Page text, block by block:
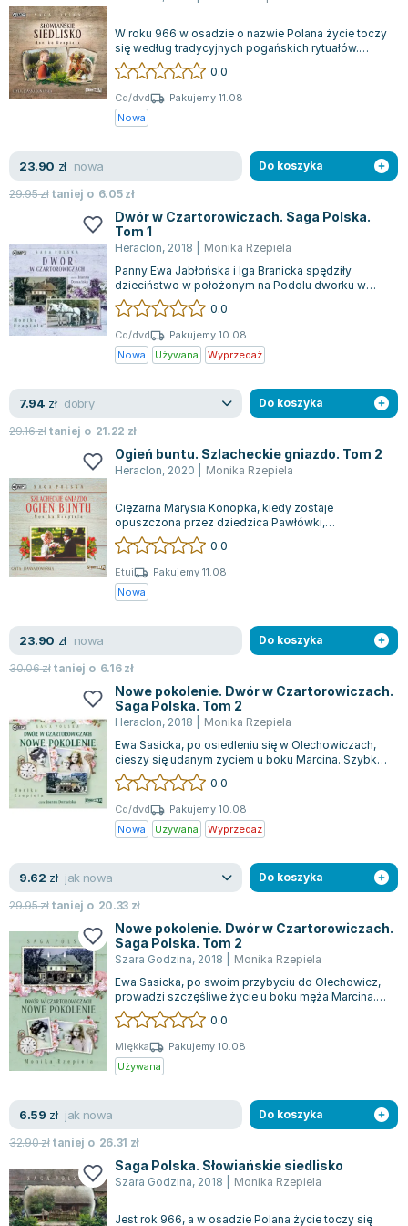
Książki o naukach politycznych dla studentów
Książki do nauk przyrodniczych dla studentów
Książki do nauk społecznych dla studentów
Książki do nauk ścisłych dla studentów
Prawo - książki dla studentów
Zarządzanie i marketing - książki
Nauka języków obcych - książki
Podręczniki dla nauczycieli - metodyka
Repetytoria, testy i materiały pomocnicze
Bolesław Prus
Clive Cussler
Wanda Chotomska
Józef Ignacy Kraszewski
Clive Staples Lewis
Melissa De la Cruz
Blanka Lipińska
Jaś Kapela
Agatha Christie
Witold Gadowski
Jan Pietrzak
Marcin Kowalczyk
Piotr Zychowicz
Joanna Jabłczyńska
Jan Piński
Zygmunt Freud
Agata Passent
Michel Moran
Maciej Orłoś
Jo Nesbo
Katarzyna Miller
Antoine de Saint Exupery
Marcin Meller
Paulina Młynarska
ks. Piotr Pawlukiewicz
Jarosław Sokołowski
Piotr Latocha
Michael Scott
Piotr Semka
Jarosław Iwaszkiewicz
Joseph Murphy
Aleksander Puszkin
Oscar Wilde
Małgorzata Ohme
Maddie Ziegler
Leszek Czarnecki
Joanna Racewicz
Maria Seweryn
Janina Zającówna
Eric Helms
Nela Mała Reporterka
Agnieszka Maciąg
Barbara Wrzesińska
Terry Pratchett
Virginia Woolf
W roku 966 w osadzie o nazwie Polana życie toczy
się według tradycyjnych pogańskich rytuałów.
Matka Ziemia zapewnia ludziom jedzen...
0.0
Cd/dvd
Pakujemy 11.08
Nowa
23.90 zł nowa
29.95złtaniej o 6.05zł
Do koszyka
Dwór w Czartorowiczach. Saga Polska.
Tom 1
Heraclon, 2018
Monika Rzepiela
Panny Ewa Jabłońska i Iga Branicka spędziły
dzieciństwo w położonym na Podolu dworku w
Czartorowiczach, który od pokoleń jest włas...
0.0
Cd/dvd
Pakujemy 10.08
Nowa
Używana Wyprzedaż
7.94 zł dobry
29.16złtaniej o 21.22 zł
Do koszyka
Ogień buntu. Szlacheckie gniazdo. Tom 2
Heraclon, 2020 Monika Rzepiela
Ciężarna Marysia Konopka, kiedy zostaje
opuszczona przez dziedzica Pawłówki,
postanawia zakończyć swoje życie. Jednak
niespodziewa...
0.0
Etui
Pakujemy 11.08
Nowa
23.90 zł nowa
30.06złtaniej o 6.16zł
Do koszyka
Nowe pokolenie. Dwór w Czartorowiczach.
Saga Polska. Tom 2
Heraclon, 2018
Monika Rzepiela
Ewa Sasicka, po osiedleniu się w Olechowiczach,
cieszy się udanym życiem u boku Marcina. Szybko
przystosowuje się do roli żony dzi...
0.0
Cd/dvd
Pakujemy 10.08
Nowa
Używana Wyprzedaż
9.62 zł jak nowa
29.95złtaniej o 20.33 zł
Do koszyka
Nowe pokolenie. Dwór w Czartorowiczach.
Saga Polska. Tom 2
Szara Godzina, 2018
Monika Rzepiela
Ewa Sasicka, po swoim przybyciu do Olechowicz,
prowadzi szczęśliwe życie u boku męża Marcina.
Szybko adaptuje się do roli żony dzi...
0.0
Miękka
Pakujemy 10.08
Używana
6.59 zł jak nowa
32.90złtaniej o 26.31 zł
Do koszyka
Saga Polska. Słowiańskie siedlisko
Szara Godzina, 2018 Monika Rzepiela
Jest rok 966, a w osadzie Polana życie toczy się